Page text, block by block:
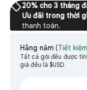
sell20% cho 3 tháng
Ưu đãi trong thời
thanh toán.
Hằng năm (Tiết
Tất cả gói đều được
giá đều là $USD